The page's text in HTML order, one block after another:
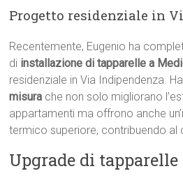
Progetto residenziale in
Recentemente, Eugenio ha
di installazione di tapparelle a
residenziale in Via Indipendenza.
misura che non solo migliorano
appartamenti ma offrono anche
termico superiore, contribuendo al
Upgrade di